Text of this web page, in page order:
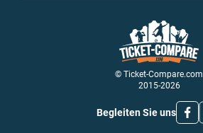
© Ticket-Compare.com
2015-2026
Begleiten Sie uns